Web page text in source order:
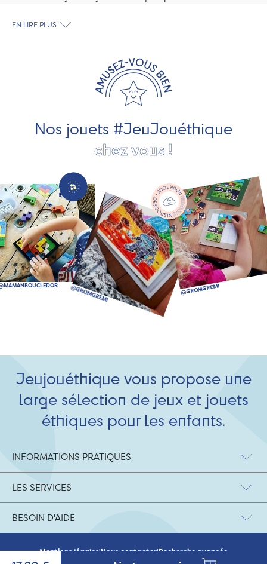
découvrez le plus grand choix de jouets en bois
les jeux et jouets en bois de qualité et engagés dans le
développement durable. Ils nous fabriquent des jouets
pour les jeunes enfants, des jeux d'éveil, des jeux de
société, des jouets d'imitation, des jeux de plein air, ... et
EN LIRE PLUS
Nos jouets #JeuJouéthique
chez vous !
Jeujouéthique vous propose une
large sélection de jeux et jouets
éthiques pour les enfants.
INFORMATIONS PRATIQUES
LES SERVICES
BESOIN D'AIDE
Mentions légales|Nous contacter|Recherche avancée
© 2026 Jeujouethique.com - création UX/UI :
Agence Hypersthène